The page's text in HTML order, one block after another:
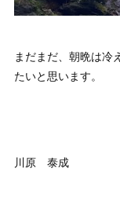
まだまだ、朝晩は冷
たいと思います。
川原 泰成